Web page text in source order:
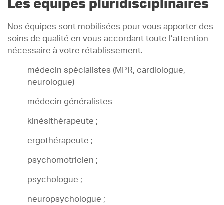
Les équipes pluridisciplinaires
Nos équipes sont mobilisées pour vous apporter des
soins de qualité en vous accordant toute l’attention
nécessaire à votre rétablissement.
médecin spécialistes (MPR, cardiologue,
neurologue)
médecin généralistes
kinésithérapeute ;
ergothérapeute ;
psychomotricien ;
psychologue ;
neuropsychologue ;